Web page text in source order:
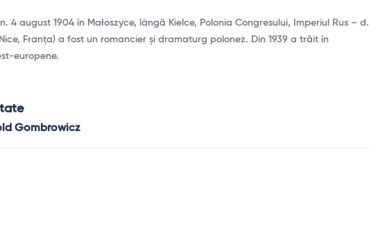
4 august 1904 în Małoszyce, lângă Kielce, Polonia Congresului, Imperiul Rus – d.
Franța) a fost un romancier și dramaturg polonez. Din 1939 a trăit în
europene.
Gombrowicz